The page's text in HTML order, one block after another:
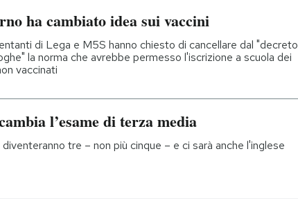
ha cambiato idea sui vaccini
di Lega e M5S hanno chiesto di cancellare dal "decreto
la norma che avrebbe permesso l'iscrizione a scuola dei
vaccinati
l’esame di terza media
tre – non più cinque – e ci sarà anche l'inglese